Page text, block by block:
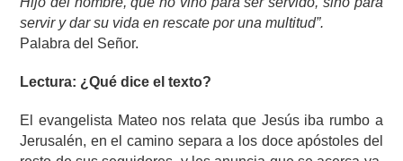
servir y dar su vida en rescate por una multitud”.
Palabra del Señor.
Lectura: ¿Qué dice el texto?
El evangelista Mateo nos relata que Jesús iba rumbo a
Jerusalén, en el camino separa a los doce apóstoles del